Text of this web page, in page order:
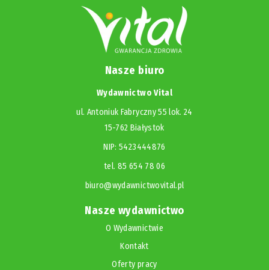
Nasze biuro
Wydawnictwo Vital
ul. Antoniuk Fabryczny 55 lok. 24
15-762 Białystok
NIP: 5423444876
tel. 85 654 78 06
biuro@wydawnictwovital.pl
Nasze wydawnictwo
O Wydawnictwie
Kontakt
Oferty pracy